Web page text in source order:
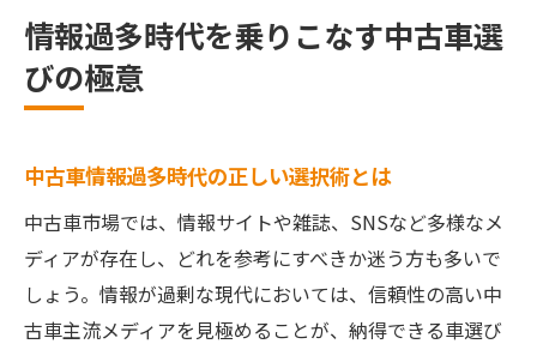
情報過多時代を乗りこなす中古車選
びの極意
中古車情報過多時代の正しい選択術とは
中古車市場では、情報サイトや雑誌、SNSなど多様なメ
ディアが存在し、どれを参考にすべきか迷う方も多いで
しょう。情報が過剰な現代においては、信頼性の高い中
古車主流メディアを見極めることが、納得できる車選び